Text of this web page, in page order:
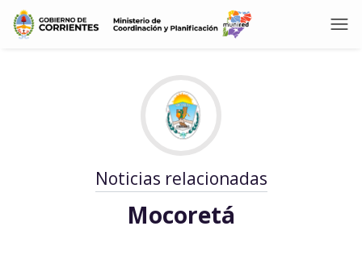
Noticias relacionadas
Mocoretá